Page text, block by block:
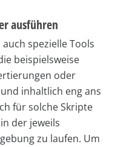
ausführen
spezielle Tools
beispielsweise
oder
inhaltlich eng ans
für solche Skripte
der jeweils
zu laufen. Um